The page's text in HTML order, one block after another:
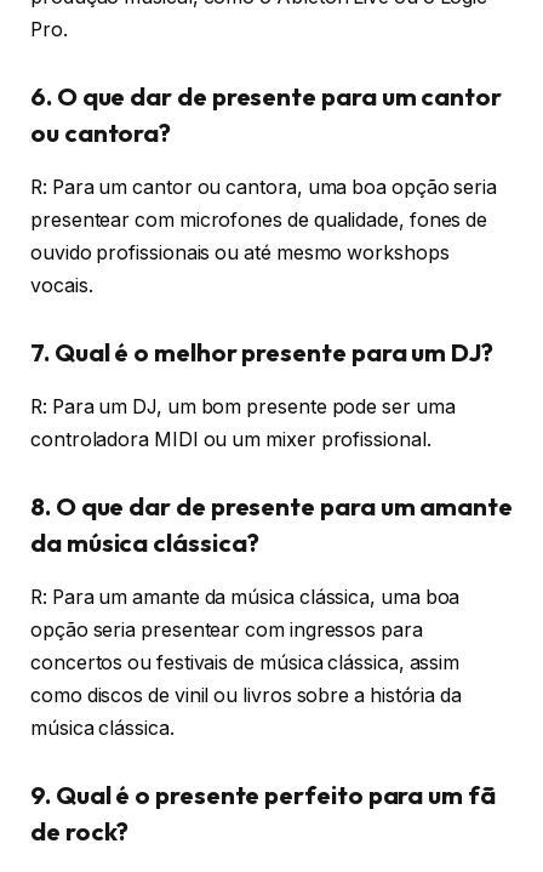
Pro.
6. O que dar de presente para um cantor
ou cantora?
R: Para um cantor ou cantora, uma boa opção seria
presentear com microfones de qualidade, fones de
ouvido profissionais ou até mesmo workshops
vocais.
7. Qual é o melhor presente para um DJ?
R: Para um DJ, um bom presente pode ser uma
controladora MIDI ou um mixer profissional.
8. O que dar de presente para um amante
da música clássica?
R: Para um amante da música clássica, uma boa
opção seria presentear com ingressos para
concertos ou festivais de música clássica, assim
como discos de vinil ou livros sobre a história da
música clássica.
9. Qual é o presente perfeito para um fã
de rock?